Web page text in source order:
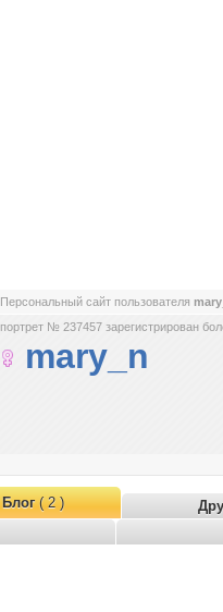
Персональный сайт пользователя
портрет № 237457 зарегистрирован
mary_n
Блог( 2 )